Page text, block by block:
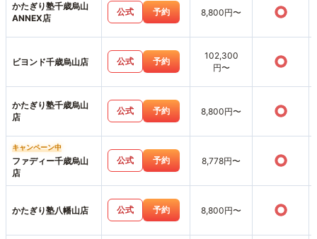
かたぎり塾千歳烏山
ANNEX店
公式 予約 8,800円〜 ○
ビヨンド千歳烏山店 公式 予約
102,300
円〜
○
かたぎり塾千歳烏山
店
公式 予約 8,800円〜 ○
キャンペーン中
ファディー千歳烏山
店
公式 予約 8,778円〜 ○
かたぎり塾八幡山店 公式 予約 8,800円〜 ○